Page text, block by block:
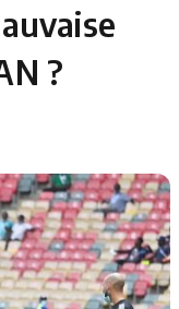
?